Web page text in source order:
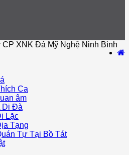
XNK Đá Mỹ Nghệ Ninh Bình
Ca
âm
Di Đà
Lặc
Tạng
Tự Tại Bồ Tát